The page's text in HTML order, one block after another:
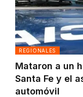
REGIONALES
Mataron a un
Santa Fe y el
automóvil